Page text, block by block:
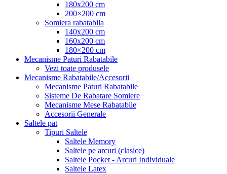
180x200 cm
200×200 cm
Somiera rabatabila
140x200 cm
160x200 cm
180×200 cm
Mecanisme Paturi Rabatabile
Vezi toate produsele
Mecanisme Rabatabile/Accesorii
Mecanisme Paturi Rabatabile
Sisteme De Rabatare Somiere
Mecanisme Mese Rabatabile
Accesorii Generale
Saltele pat
Tipuri Saltele
Saltele Memory
Saltele pe arcuri (clasice)
Saltele Pocket - Arcuri Individuale
Saltele Latex